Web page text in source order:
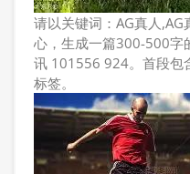
请以关键词：AG真人
心，生成一篇300-500字
讯 101556 924。首段包
标签。